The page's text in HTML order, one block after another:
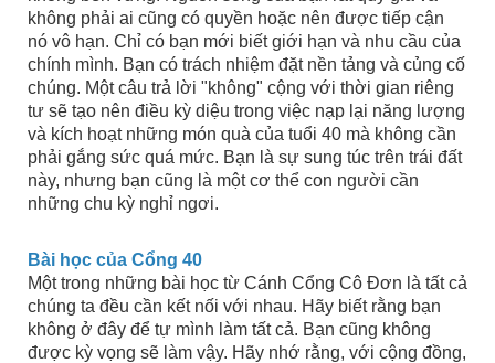
không phải ai cũng có quyền hoặc nên được tiếp cận
nó vô hạn. Chỉ có bạn mới biết giới hạn và nhu cầu của
chính mình. Bạn có trách nhiệm đặt nền tảng và củng cố
chúng. Một câu trả lời "không" cộng với thời gian riêng
tư sẽ tạo nên điều kỳ diệu trong việc nạp lại năng lượng
và kích hoạt những món quà của tuổi 40 mà không cần
phải gắng sức quá mức. Bạn là sự sung túc trên trái đất
này, nhưng bạn cũng là một cơ thể con người cần
những chu kỳ nghỉ ngơi.
Bài học của Cổng 40
Một trong những bài học từ Cánh Cổng Cô Đơn là tất cả
chúng ta đều cần kết nối với nhau. Hãy biết rằng bạn
không ở đây để tự mình làm tất cả. Bạn cũng không
được kỳ vọng sẽ làm vậy. Hãy nhớ rằng, với cộng đồng,